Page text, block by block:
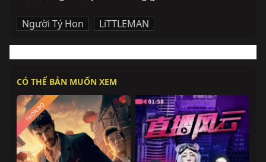
Người Tý Hon , LiTTLEMAN
CÓ THỂ BẢN MUỐN XEM
TRỌN BỘ